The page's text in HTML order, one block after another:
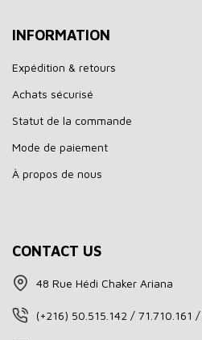
INFORMATION
Expédition & retours
Achats sécurisé
Statut de la commande
Mode de paiement
À propos de nous
CONTACT US
48 Rue Hédi Chaker Ariana
(+216) 50.515.142 / 71.710.161